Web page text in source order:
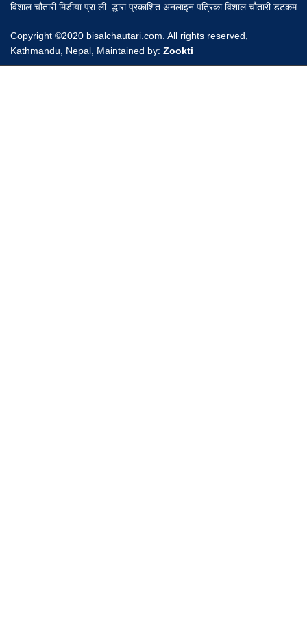
विशाल चौतारी मिडीया प्रा.ली. द्धारा प्रकाशित अनलाइन पत्रिका विशाल चौतारी डटकम
Copyright ©2020 bisalchautari.com. All rights reserved,
Kathmandu, Nepal, Maintained by: Zookti